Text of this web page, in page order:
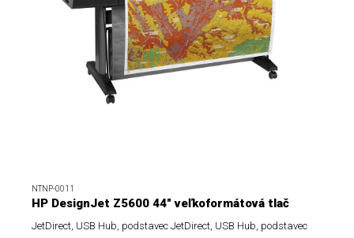
NTNP-0011
HP DesignJet Z5600 44" veľkoformátová tlač
JetDirect, USB Hub, podstavec JetDirect, USB Hub, podstavec